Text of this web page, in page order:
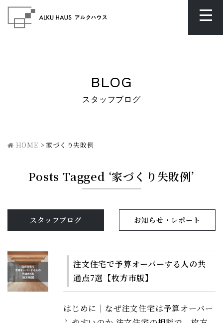
BLOG
スタッフブログ
HOME >家づくり失敗例
Posts Tagged ‘家づくり失敗例’
スタッフブログ お知らせ・レポート
注文住宅で予算オーバーする人の共
通点7選【枚方市版】
はじめに｜なぜ注文住宅は予算オーバー